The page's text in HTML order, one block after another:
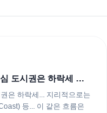
도시권은 하락세 양
은 하락세... 지리적으로는
등... 이 같은 흐름은